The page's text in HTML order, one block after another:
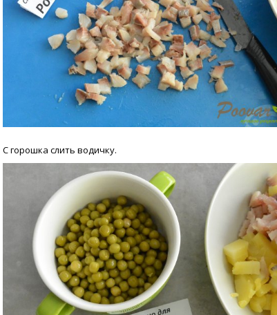
С горошка слить водичку.